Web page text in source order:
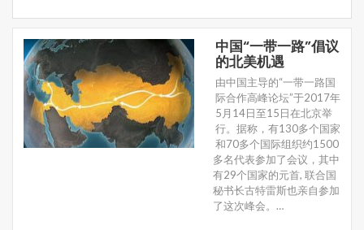
中国“一带一路”倡议
的北美机遇
由中国主导的“一带一路国
际合作高峰论坛”于2017年
5月14日至15日在北京举
行。据称，有130多个国家
和70多个国际组织约1500
多名代表参加了会议，其中
有29个国家的元首, 联合国
秘书长古特雷斯也亲自参加
了这次峰会。…